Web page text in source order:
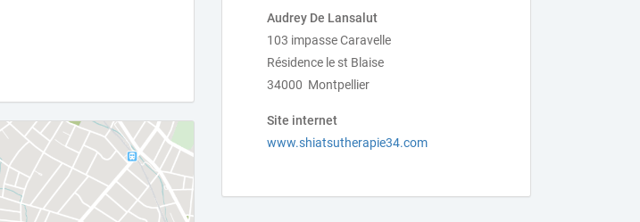
Audrey De Lansalut
103 impasse Caravelle
Résidence le st Blaise
34000 Montpellier
Site internet
www.shiatsutherapie34.com